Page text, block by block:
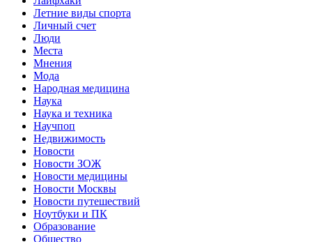
Летние виды спорта
Личный счет
Люди
Места
Мнения
Мода
Народная медицина
Наука
Наука и техника
Научпоп
Недвижимость
Новости
Новости ЗОЖ
Новости медицины
Новости Москвы
Новости путешествий
Ноутбуки и ПК
Образование
Общество